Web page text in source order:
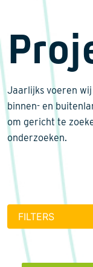
Jaarlijks voeren
binnen- en
om gericht te
onderzoeken.
FILTERS
Biodiversiteit
Natuurinclusief
Energietransitie
Klimaatadaptatie
Datamanagement
Internationaal
Wet- en regelgeving